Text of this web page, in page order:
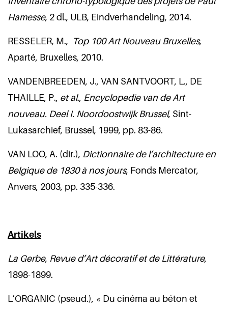
Hamesse, 2 dl., ULB, Eindverhandeling, 2014.
RESSELER, M., Top 100 Art Nouveau Bruxelles,
Aparté, Bruxelles, 2010.
VANDENBREEDEN, J., VAN SANTVOORT, L., DE
THAILLE, P., et al., Encyclopedie van de Art
nouveau. Deel I. Noordoostwijk Brussel, Sint-
Lukasarchief, Brussel, 1999, pp. 83-86.
VAN LOO, A. (dir.), Dictionnaire de l’architecture en
Belgique de 1830 à nos jours, Fonds Mercator,
Anvers, 2003, pp. 335-336.
Artikels
La Gerbe, Revue d’Art décoratif et de Littérature,
1898-1899.
L’ORGANIC (pseud.), « Du cinéma au béton et